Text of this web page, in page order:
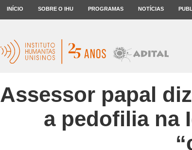
INÍCIO SOBRE O IHU PROGRAMAS NOTÍCIAS
Assessor papal
a pedofilia na